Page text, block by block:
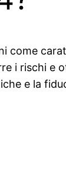
come
i rischi e
e la